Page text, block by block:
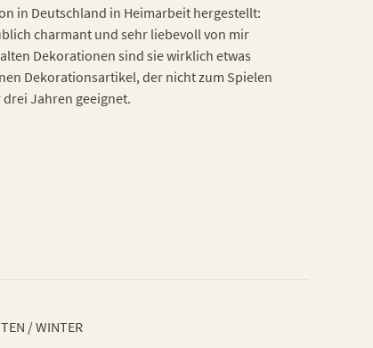
in Deutschland in Heimarbeit hergestellt:
charmant und sehr liebevoll von mir
Dekorationen sind sie wirklich etwas
Dekorationsartikel, der nicht zum Spielen
Jahren geeignet.
/ WINTER